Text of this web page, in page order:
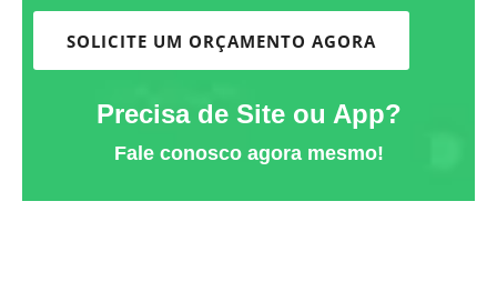
SOLICITE UM ORÇAMENTO AGORA
Precisa de Site ou App?
Fale conosco agora mesmo!